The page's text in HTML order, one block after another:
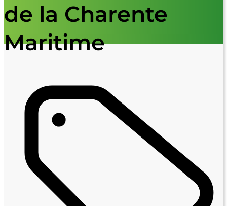
de la Charente
Maritime